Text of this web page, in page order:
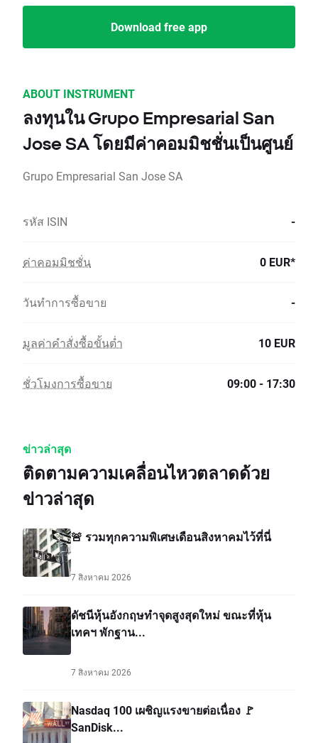
Download free app
ABOUT INSTRUMENT
ลงทุนใน Grupo Empresarial San
Jose SA โดยมีค่าคอมมิชชั่นเป็นศูนย์
Grupo Empresarial San Jose SA
รหัส ISIN -
ค่าคอมมิชชั่น 0 EUR*
วันทำการซื้อขาย -
มูลค่าคำสั่งซื้อขั้นต่ำ 10 EUR
ชั่วโมงการซื้อขาย 09:00 - 17:30
ข่าวล่าสุด
ติดตามความเคลื่อนไหวตลาดด้วย
ข่าวล่าสุด
🚨 รวมทุกความพิเศษเดือนสิงหาคมไว้ที่นี่
7 สิงหาคม 2026
ดัชนีหุ้นอังกฤษทำจุดสูงสุดใหม่ ขณะที่หุ้น
เทคฯ พักฐาน...
7 สิงหาคม 2026
Nasdaq 100 เผชิญแรงขายต่อเนื่อง 🚩
SanDisk...